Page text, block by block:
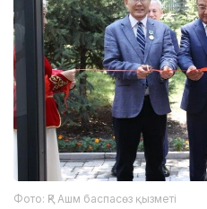
Фото: ҚР Ашм баспасөз қызметі